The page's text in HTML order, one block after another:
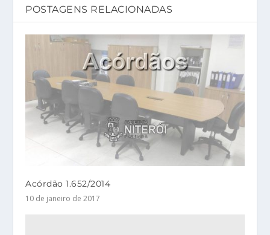
POSTAGENS RELACIONADAS
Acórdão 1.652/2014
10 de janeiro de 2017